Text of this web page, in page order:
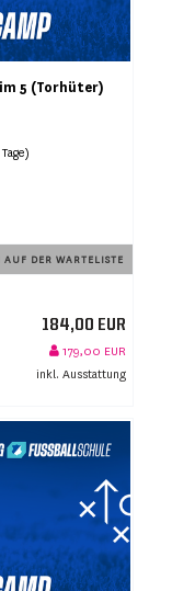
5 (Torhüter)
AUF DER WARTELISTE
184,00 EUR
179,00 EUR
inkl. Ausstattung